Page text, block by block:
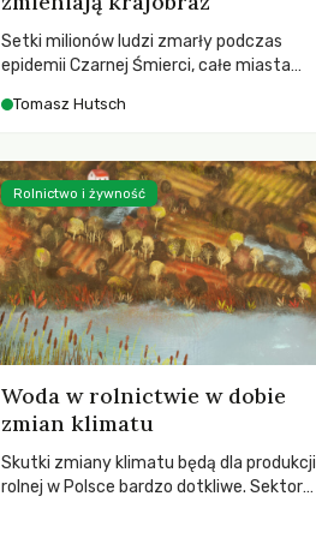
Setki milionów ludzi zmarły podczas
epidemii Czarnej Śmierci, całe miasta
pierwsze liście nowych dębów rozwijały
podnosiła się po jednej z największych
katastrof w swoich dziejach.
Tomasz Hutsch
Woda w rolnictwie w dobie
zmian klimatu
Skutki zmiany klimatu będą dla produkcji
rolnej w Polsce bardzo dotkliwe. Sektor
Rolnictwo i żywność